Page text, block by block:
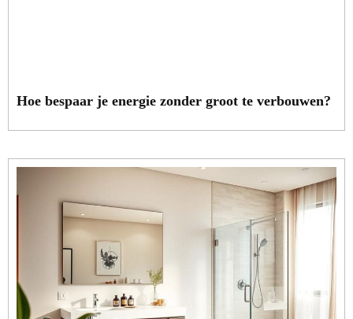
Hoe bespaar je energie zonder groot te verbouwen?